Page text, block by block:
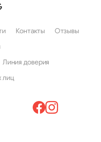
Контакты
Отзывы
Линия доверия
лиц